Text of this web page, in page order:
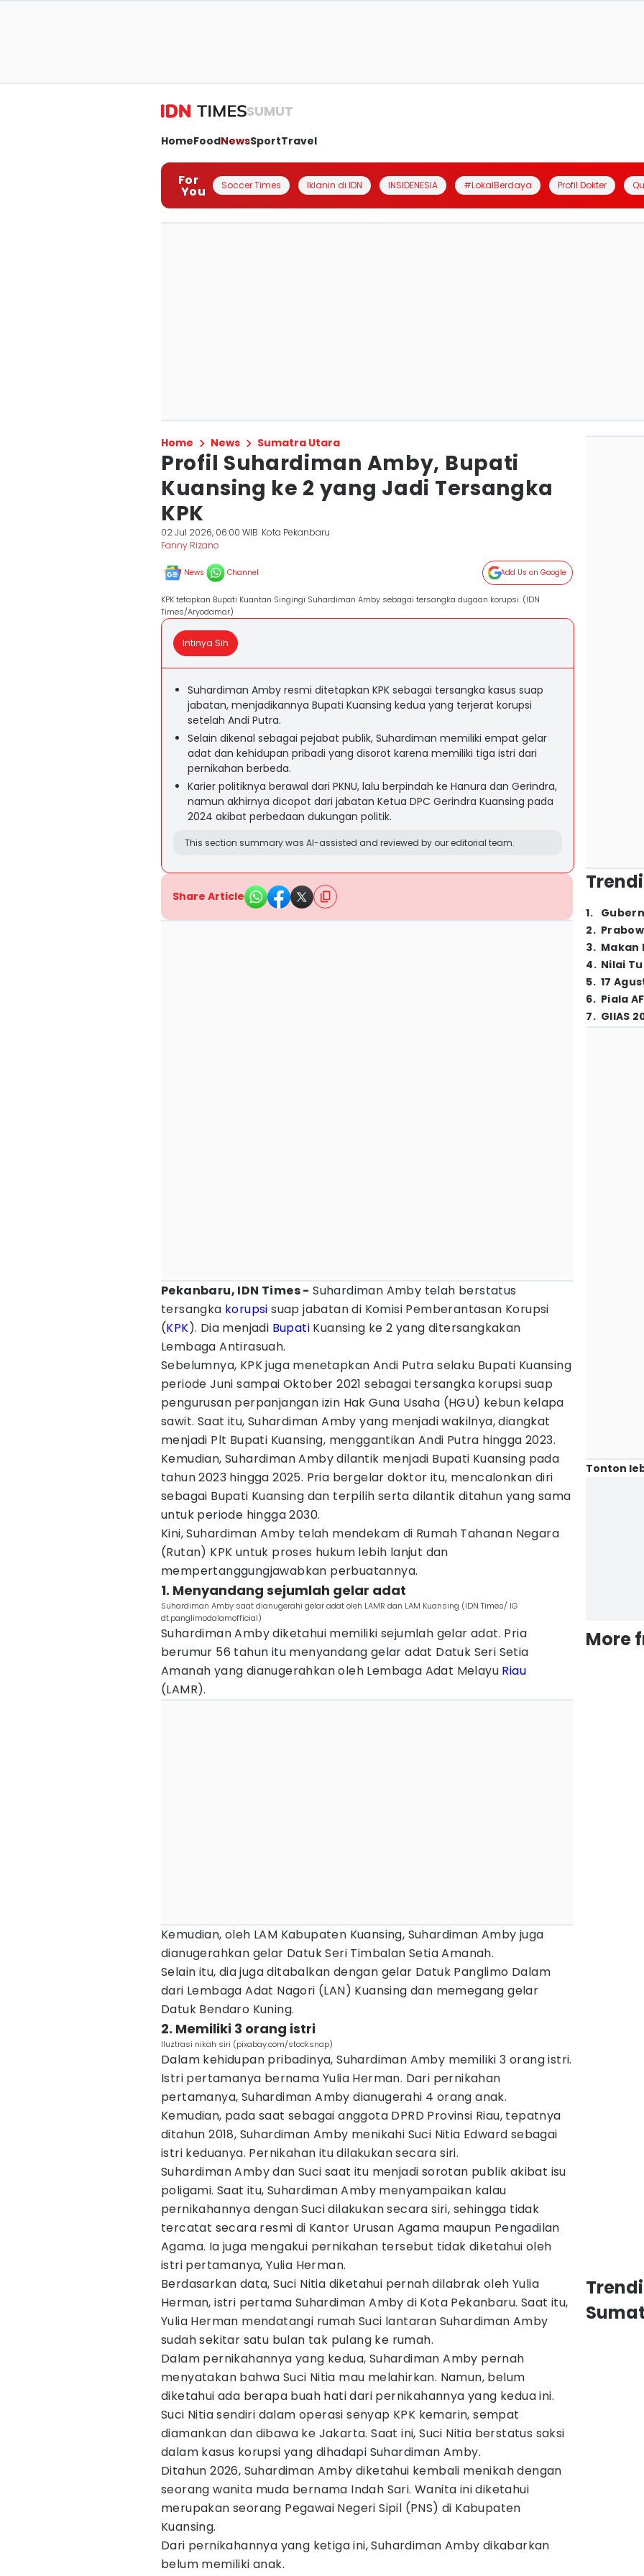
SUMUT
HomeFoodNewsSportTravel
For
You Soccer Times Iklanin di IDN INSIDENESIA #LokalBerdaya Profil Dokter
Home News Sumatra Utara
Profil Suhardiman Amby, Bupati
Kuansing ke 2 yang Jadi Tersangka
KPK
02 Jul 2026, 06:00 WIB Kota Pekanbaru
Fanny Rizano
News Channel Add Us on Google
KPK tetapkan Bupati Kuantan Singingi Suhardiman Amby sebagai tersangka dugaan korupsi. (IDN
Times/Aryodamar)
Intinya Sih
Suhardiman Amby resmi ditetapkan KPK sebagai tersangka kasus suap
jabatan, menjadikannya Bupati Kuansing kedua yang terjerat korupsi
setelah Andi Putra.
Selain dikenal sebagai pejabat publik, Suhardiman memiliki empat gelar
adat dan kehidupan pribadi yang disorot karena memiliki tiga istri dari
pernikahan berbeda.
Karier politiknya berawal dari PKNU, lalu berpindah ke Hanura dan Gerindra,
namun akhirnya dicopot dari jabatan Ketua DPC Gerindra Kuansing pada
2024 akibat perbedaan dukungan politik.
This section summary was AI-assisted and reviewed by our editorial team.
Share Article
Pekanbaru, IDN Times - Suhardiman Amby telah berstatus
tersangka korupsi suap jabatan di Komisi Pemberantasan Korupsi
(KPK). Dia menjadi Bupati Kuansing ke 2 yang ditersangkakan
Lembaga Antirasuah.
Sebelumnya, KPK juga menetapkan Andi Putra selaku Bupati Kuansing
periode Juni sampai Oktober 2021 sebagai tersangka korupsi suap
pengurusan perpanjangan izin Hak Guna Usaha (HGU) kebun kelapa
sawit. Saat itu, Suhardiman Amby yang menjadi wakilnya, diangkat
menjadi Plt Bupati Kuansing, menggantikan Andi Putra hingga 2023.
Kemudian, Suhardiman Amby dilantik menjadi Bupati Kuansing pada
tahun 2023 hingga 2025. Pria bergelar doktor itu, mencalonkan diri
sebagai Bupati Kuansing dan terpilih serta dilantik ditahun yang sama
untuk periode hingga 2030.
Kini, Suhardiman Amby telah mendekam di Rumah Tahanan Negara
(Rutan) KPK untuk proses hukum lebih lanjut dan
mempertanggungjawabkan perbuatannya.
1. Menyandang sejumlah gelar adat
Suhardiman Amby saat dianugerahi gelar adat oleh LAMR dan LAM Kuansing (IDN Times/ IG
dt.panglimodalamofficial)
Suhardiman Amby diketahui memiliki sejumlah gelar adat. Pria
berumur 56 tahun itu menyandang gelar adat Datuk Seri Setia
Amanah yang dianugerahkan oleh Lembaga Adat Melayu Riau
(LAMR).
Kemudian, oleh LAM Kabupaten Kuansing, Suhardiman Amby juga
dianugerahkan gelar Datuk Seri Timbalan Setia Amanah.
Selain itu, dia juga ditabalkan dengan gelar Datuk Panglimo Dalam
dari Lembaga Adat Nagori (LAN) Kuansing dan memegang gelar
Datuk Bendaro Kuning.
2. Memiliki 3 orang istri
Iluztrasi nikah siri (pixabay.com/stocksnap)
Dalam kehidupan pribadinya, Suhardiman Amby memiliki 3 orang istri.
Istri pertamanya bernama Yulia Herman. Dari pernikahan
pertamanya, Suhardiman Amby dianugerahi 4 orang anak.
Kemudian, pada saat sebagai anggota DPRD Provinsi Riau, tepatnya
ditahun 2018, Suhardiman Amby menikahi Suci Nitia Edward sebagai
istri keduanya. Pernikahan itu dilakukan secara siri.
Suhardiman Amby dan Suci saat itu menjadi sorotan publik akibat isu
poligami. Saat itu, Suhardiman Amby menyampaikan kalau
pernikahannya dengan Suci dilakukan secara siri, sehingga tidak
tercatat secara resmi di Kantor Urusan Agama maupun Pengadilan
Agama. Ia juga mengakui pernikahan tersebut tidak diketahui oleh
istri pertamanya, Yulia Herman.
Berdasarkan data, Suci Nitia diketahui pernah dilabrak oleh Yulia
Herman, istri pertama Suhardiman Amby di Kota Pekanbaru. Saat itu,
Yulia Herman mendatangi rumah Suci lantaran Suhardiman Amby
sudah sekitar satu bulan tak pulang ke rumah.
Dalam pernikahannya yang kedua, Suhardiman Amby pernah
menyatakan bahwa Suci Nitia mau melahirkan. Namun, belum
diketahui ada berapa buah hati dari pernikahannya yang kedua ini.
Suci Nitia sendiri dalam operasi senyap KPK kemarin, sempat
diamankan dan dibawa ke Jakarta. Saat ini, Suci Nitia berstatus saksi
dalam kasus korupsi yang dihadapi Suhardiman Amby.
Ditahun 2026, Suhardiman Amby diketahui kembali menikah dengan
seorang wanita muda bernama Indah Sari. Wanita ini diketahui
merupakan seorang Pegawai Negeri Sipil (PNS) di Kabupaten
Kuansing.
Dari pernikahannya yang ketiga ini, Suhardiman Amby dikabarkan
belum memiliki anak.
1.
2.
3. Makan
4. Nilai
5. 17
6. Piala
7. GIIAS
Tonton
More